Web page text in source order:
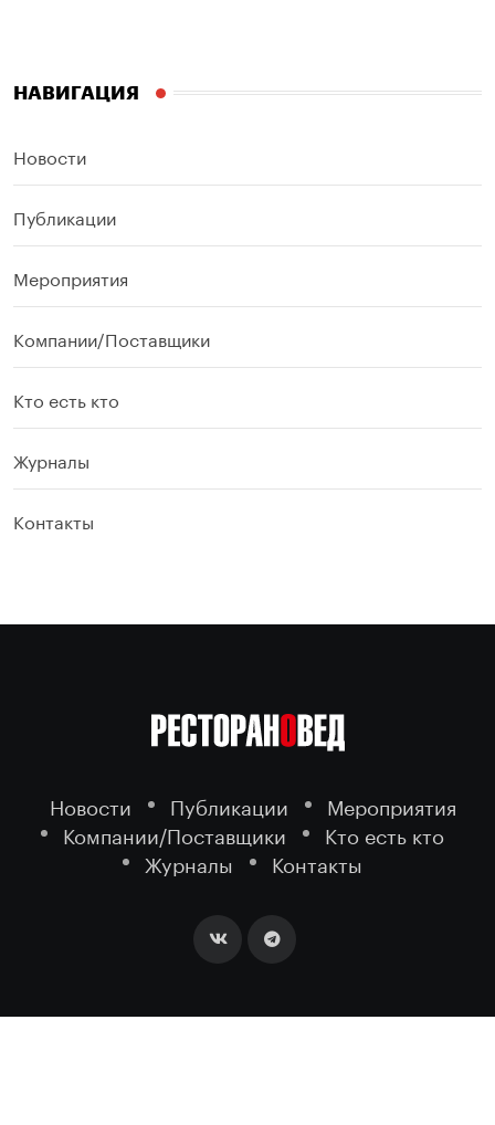
НАВИГАЦИЯ
Новости
Публикации
Мероприятия
Компании/Поставщики
Кто есть кто
Журналы
Контакты
Новости Публикации
Мероприятия
Компании/Поставщики
Кто есть кто
Журналы
Контакты